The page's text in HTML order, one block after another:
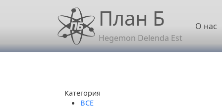
Перейти к основному содержаниюПлан Б
Hegemon Delenda Est
О нас
Категория